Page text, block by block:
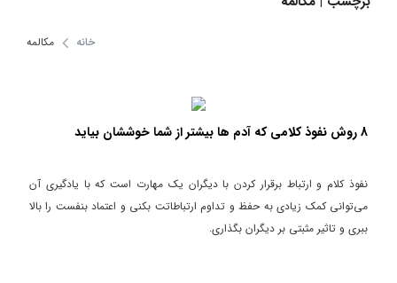
خانه مکالمه
8 روش نفوذ کلامی که آدم ها بیشتر از شما خوششان بیاید
نفوذ کلام و ارتباط برقرار کردن با دیگران یک مهارت است که با یادگیری آن
می‌توانی کمک زیادی به حفظ و تداوم ارتباطاتت بکنی و اعتماد بنفست را بالا
ببری و تاثیر مثبتی بر دیگران بگذاری.